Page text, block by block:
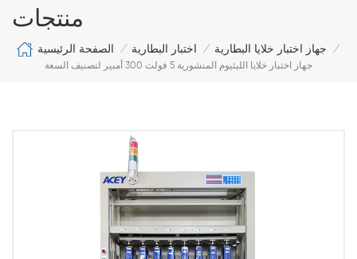
منتجات
الصفحة الرئيسية / اختبار البطارية / جهاز اختبار خلايا البطارية
/
جهاز اختبار خلايا الليثيوم المنشورية 5 فولت 300 أمبير لتصنيف السعة